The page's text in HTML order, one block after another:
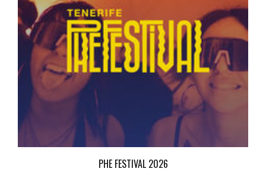
PHE FESTIVAL 2026